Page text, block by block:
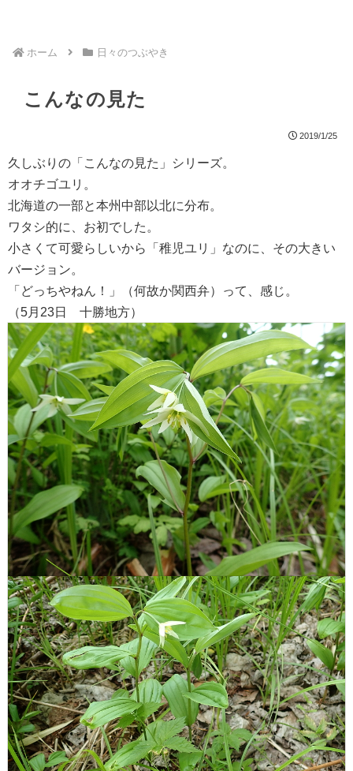
ホーム 日々のつぶやき
こんなの見た
2019/1/25
久しぶりの「こんなの見た」シリーズ。
オオチゴユリ。
北海道の一部と本州中部以北に分布。
ワタシ的に、お初でした。
小さくて可愛らしいから「稚児ユリ」なのに、その大きい
バージョン。
「どっちやねん！」（何故か関西弁）って、感じ。
（5月23日 十勝地方）